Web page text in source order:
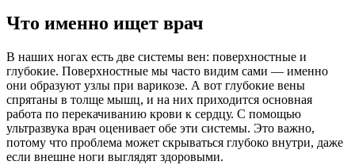
Что именно ищет врач
В наших ногах есть две системы вен: поверхностные и
глубокие. Поверхностные мы часто видим сами — именно
они образуют узлы при варикозе. А вот глубокие вены
спрятаны в толще мышц, и на них приходится основная
работа по перекачиванию крови к сердцу. С помощью
ультразвука врач оценивает обе эти системы. Это важно,
потому что проблема может скрываться глубоко внутри, даже
если внешне ноги выглядят здоровыми.